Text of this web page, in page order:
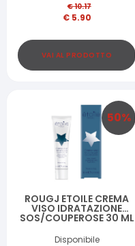
€10.17
€ 5.90
VAI AL PRODOTTO
50%
ROUGJ ETOILE CREMA
VISO IDRATAZIONE
SOS/COUPEROSE 30 ML
Disponibile